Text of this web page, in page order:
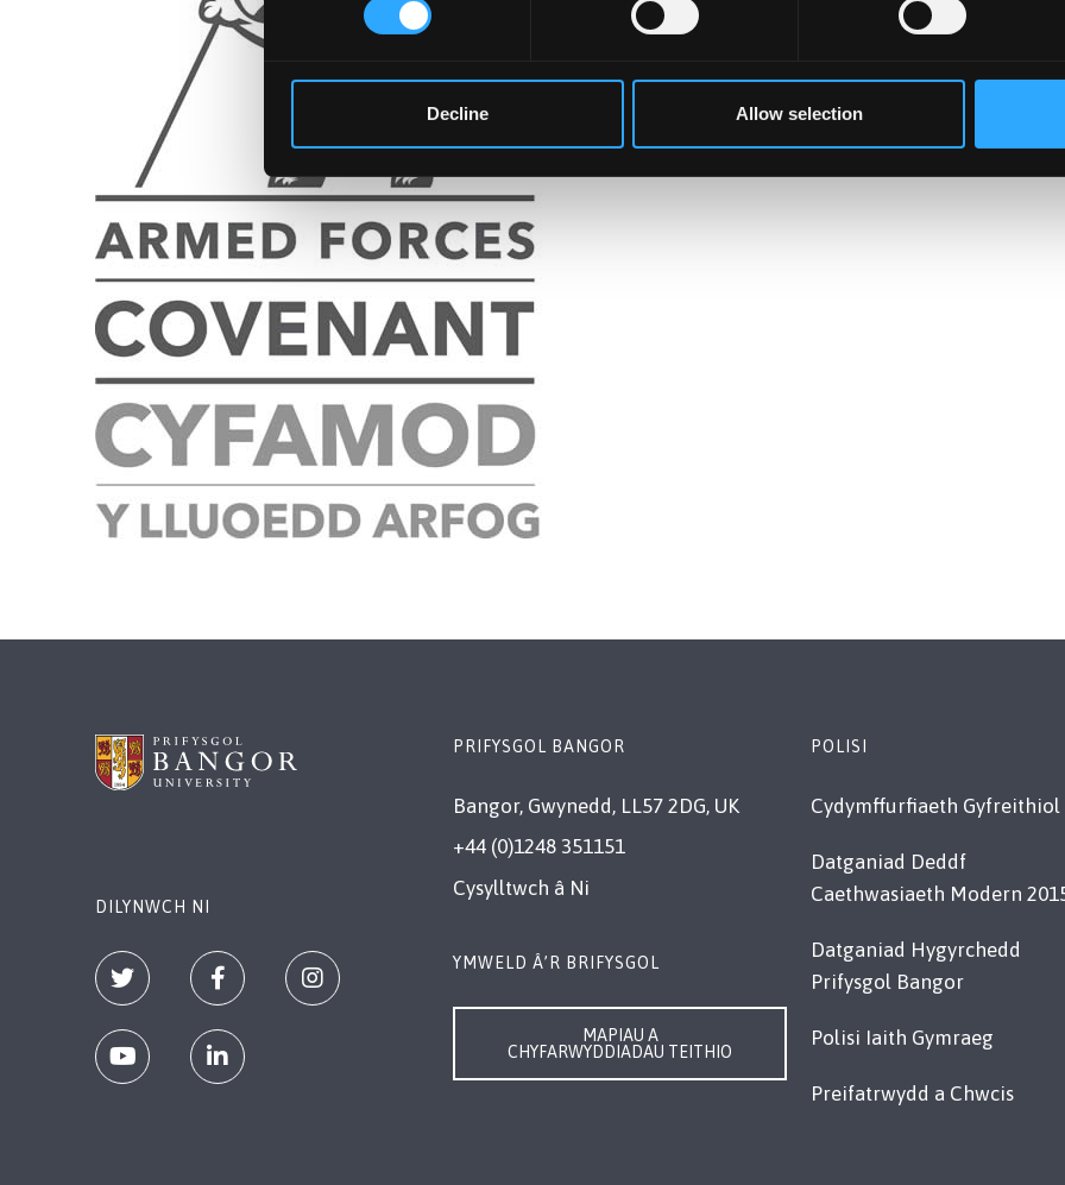
Decline Allow selection
DILYNWCH NI
PRIFYSGOL BANGOR
Bangor, Gwynedd, LL57 2DG, UK
+44 (0)1248 351151
Cysylltwch â Ni
YMWELD Â’R BRIFYSGOL
MAPIAU A
CHYFARWYDDIADAU TEITHIO
POLISI
Cydymffurfiaeth Gyfreithiol
Datganiad Deddf
Caethwasiaeth Modern
Datganiad Hygyrchedd
Prifysgol Bangor
Polisi Iaith Gymraeg
Preifatrwydd a Chwcis